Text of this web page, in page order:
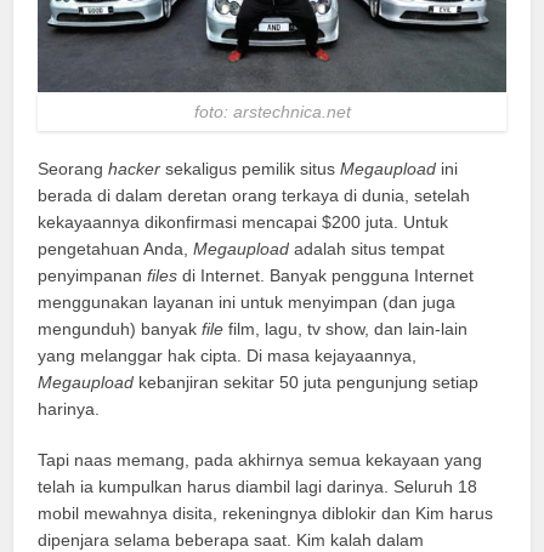
foto: arstechnica.net
Seoranghacker sekaligus pemilik situsMegaupload ini
berada di dalam deretan orang terkaya di dunia, setelah
kekayaannya dikonfirmasi mencapai $200 juta. Untuk
pengetahuan Anda,Megaupload adalah situs tempat
penyimpananfiles di Internet. Banyak pengguna Internet
menggunakan layanan ini untuk menyimpan (dan juga
mengunduh) banyakfile film, lagu, tv show, dan lain-lain
yang melanggar hak cipta. Di masa kejayaannya,
Megaupload kebanjiran sekitar 50 juta pengunjung setiap
harinya.
Tapi naas memang, pada akhirnya semua kekayaan yang
telah ia kumpulkan harus diambil lagi darinya. Seluruh 18
mobil mewahnya disita, rekeningnya diblokir dan Kim harus
dipenjara selama beberapa saat. Kim kalah dalam